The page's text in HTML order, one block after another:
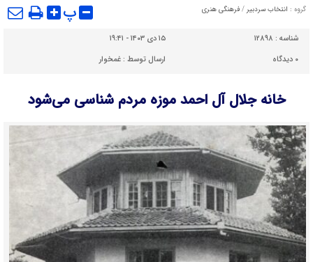
گروه : انتخاب سردبیر / فرهنگی هنری پ
شناسه : ۱۲۸۹۸
۱۵ دی ۱۴۰۳ - ۱۹:۴۱
۰ دیدگاه ارسال توسط :غمخوار
خانه جلال آل احمد موزه مردم‌ شناسی می‌شود